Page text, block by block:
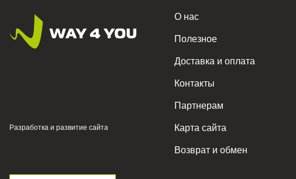
Разработка и развитие сайта
О нас
Полезное
Доставка и оплата
Контакты
Партнерам
Карта сайта
Возврат и обмен